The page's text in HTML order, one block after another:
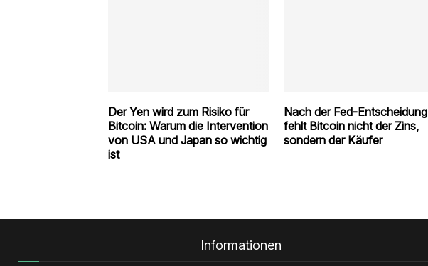
Der Yen wird zum Risiko für
Bitcoin: Warum die Intervention
von USA und Japan so wichtig
ist
Nach der Fed-Entscheidung
fehlt Bitcoin nicht der Zins,
sondern der Käufer
Informationen